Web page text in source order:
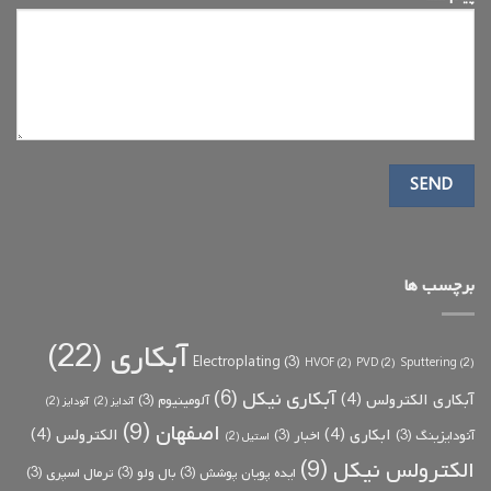
برچسب ها
Electroplating (3) HVOF(2) PVD(2) Sputtering (2) آبکاری (22)
آبکاری الکترولس (4) آبکاری نیکل (6) آلومینیوم (3) آندایز (2) آنودایز (2)
آنودایزینگ (3) ابکاری (4) اخبار (3) استیل(2) اصفهان (9) الکترولس (4)
الکترولس نیکل (9) ایده پویان پوشش (3) بال ولو (3) ترمال اسپری (3)